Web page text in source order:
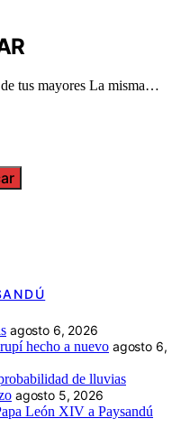
tus mayores La misma…
agosto 6, 2026
hecho a nuevo agosto 6,
de lluvias
agosto 5, 2026
León XIV a Paysandú